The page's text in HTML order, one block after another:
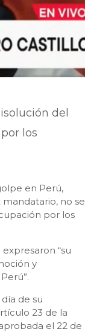
del
los
en Perú,
no se
por los
“su
y
de su
23 de la
el 22 de